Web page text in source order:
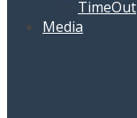
TimeOut
Media